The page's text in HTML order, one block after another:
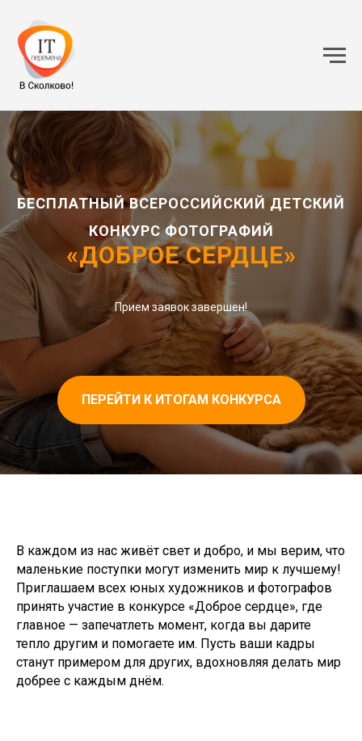
БЕСПЛАТНЫЙ ВСЕРОССИЙСКИЙ ДЕТСКИЙ
КОНКУРС ФОТОГРАФИЙ
«ДОБРОЕ СЕРДЦЕ»
Прием заявок завершен!
ПЕРЕЙТИ К ИТОГАМ КОНКУРСА
В каждом из нас живёт свет и добро, и мы верим, что
маленькие поступки могут изменить мир к лучшему!
Приглашаем всех юных художников и фотографов
принять участие в конкурсе «Доброе сердце», где
главное — запечатлеть момент, когда вы дарите
тепло другим и помогаете им. Пусть ваши кадры
станут примером для других, вдохновляя делать мир
добрее с каждым днём.